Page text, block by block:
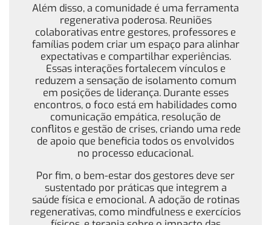
Além disso, a comunidade é uma ferramenta
regenerativa poderosa. Reuniões
colaborativas entre gestores, professores e
famílias podem criar um espaço para alinhar
expectativas e compartilhar experiências.
Essas interações fortalecem vínculos e
reduzem a sensação de isolamento comum
em posições de liderança. Durante esses
encontros, o foco está em habilidades como
comunicação empática, resolução de
conflitos e gestão de crises, criando uma rede
de apoio que beneficia todos os envolvidos
no processo educacional.
Por fim, o bem-estar dos gestores deve ser
sustentado por práticas que integrem a
saúde física e emocional. A adoção de rotinas
regenerativas, como mindfulness e exercícios